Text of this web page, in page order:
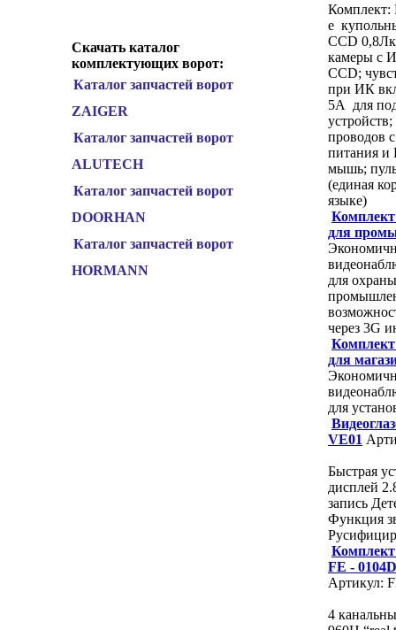
Скачать каталог
комплектующих ворот:
Каталог запчастей ворот
ZAIGER
Каталог запчастей ворот
ALUTECH
Каталог запчастей ворот
DOORHAN
Каталог запчастей ворот
HORMANN
Комплект:
е
CCD
камеры с
CCD;
при ИК
5А для
проводов
питания и
мышь;
(единая
языке)
для
для
через 3G
для
для
VE01
Быстрая
дисплей
запись
Функция
FE -
Артикул:
4